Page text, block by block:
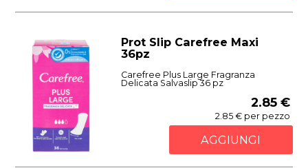
Prot Slip Carefree Maxi
36pz
Carefree Plus Large Fragranza
Delicata Salvaslip 36 pz
2.85 €
2.85 € per pezzo
AGGIUNGI